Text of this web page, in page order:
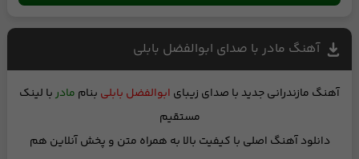
آهنگ مادر با صدای ابوالفضل بابلی
آهنگ مازندرانی جدید با صدای زیبای ابوالفضل بابلی بنام مادربا لینک
مستقیم
دانلود آهنگ اصلی با کیفیت بالا به همراه متن و پخش آنلاین هم